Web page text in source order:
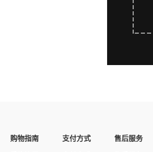
购物指南 支付方式 售后服务